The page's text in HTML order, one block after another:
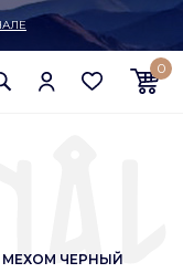
0
МЕХОМ ЧЕРНЫЙ